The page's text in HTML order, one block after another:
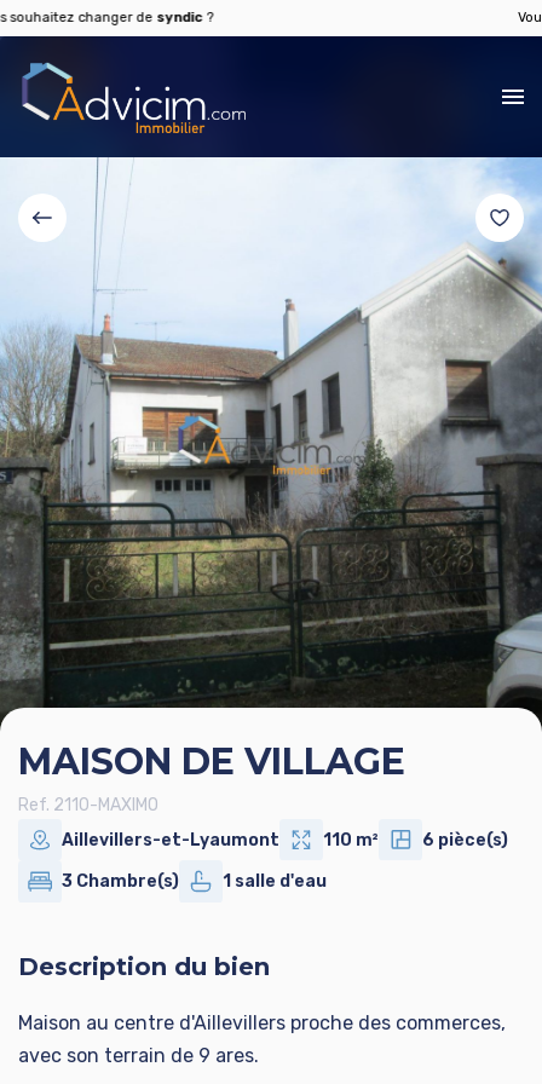
changer desyndic? Vous
MAISON DE VILLAGE
Ref. 2110-MAXIMO
Aillevillers-et-Lyaumont
110 m² 6 pièce(s)
3 Chambre(s) 1 salle d'eau
Description du bien
Maison au centre d'Aillevillers proche des commerces,
avec son terrain de 9 ares.